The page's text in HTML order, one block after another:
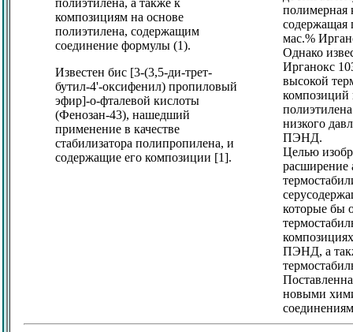
полиэтилена, а также к
композициям на основе
полиэтилена, содержащим
соединение формулы (1).
Известен бис [3-(3,5-ди-трет-
бутил-4'-оксифенил) пропиловый
эфир]-о-фталевой кислоты
(Фенозан-43), нашедший
применение в качестве
стабилизатора полипропилена, и
содержащие его композиции [1].
полимерная
содержащая
мас.%
Однако
Ирганокс
высокой
композиций
низкого
ПЭНД.
Целью
расширение
которые бы
ПЭНД, а
новыми